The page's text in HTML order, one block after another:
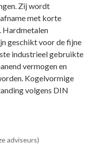
Zij wordt
met korte
Hardmetalen
geschikt voor de fijne
industrieel gebruikte
vermogen en
Kogelvormige
volgens DIN
adviseurs)